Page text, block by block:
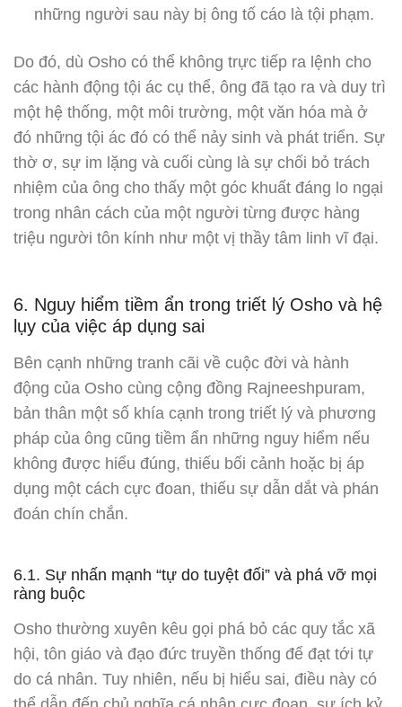
những người sau này bị ông tố cáo là tội phạm.
Do đó, dù Osho có thể không trực tiếp ra lệnh cho
các hành động tội ác cụ thể, ông đã tạo ra và duy trì
một hệ thống, một môi trường, một văn hóa mà ở
đó những tội ác đó có thể nảy sinh và phát triển. Sự
thờ ơ, sự im lặng và cuối cùng là sự chối bỏ trách
nhiệm của ông cho thấy một góc khuất đáng lo ngại
trong nhân cách của một người từng được hàng
triệu người tôn kính như một vị thầy tâm linh vĩ đại.
6. Nguy hiểm tiềm ẩn trong triết lý Osho và hệ
lụy của việc áp dụng sai
Bên cạnh những tranh cãi về cuộc đời và hành
động của Osho cùng cộng đồng Rajneeshpuram,
bản thân một số khía cạnh trong triết lý và phương
pháp của ông cũng tiềm ẩn những nguy hiểm nếu
không được hiểu đúng, thiếu bối cảnh hoặc bị áp
dụng một cách cực đoan, thiếu sự dẫn dắt và phán
đoán chín chắn.
6.1. Sự nhấn mạnh “tự do tuyệt đối” và phá vỡ mọi
ràng buộc
Osho thường xuyên kêu gọi phá bỏ các quy tắc xã
hội, tôn giáo và đạo đức truyền thống để đạt tới tự
do cá nhân. Tuy nhiên, nếu bị hiểu sai, điều này có